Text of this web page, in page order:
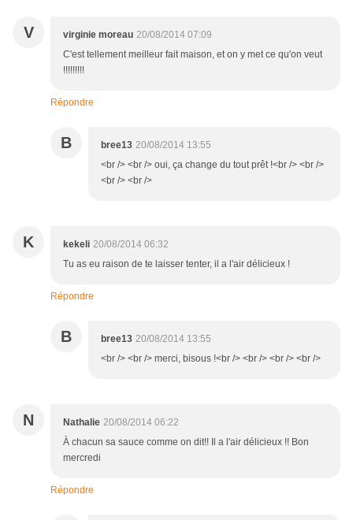
V virginie moreau 20/08/2014 07:09
C'est tellement meilleur fait maison, et on y met ce qu'on veut
!!!!!!!!!
Répondre
B bree13 20/08/2014 13:55
<br /> <br /> oui, ça change du tout prêt !<br /> <br />
<br /> <br />
K kekeli 20/08/2014 06:32
Tu as eu raison de te laisser tenter, il a l'air délicieux !
Répondre
B bree13 20/08/2014 13:55
<br /> <br /> merci, bisous !<br /> <br /> <br /> <br />
N Nathalie 20/08/2014 06:22
À chacun sa sauce comme on dit!! Il a l'air délicieux !! Bon
mercredi
Répondre